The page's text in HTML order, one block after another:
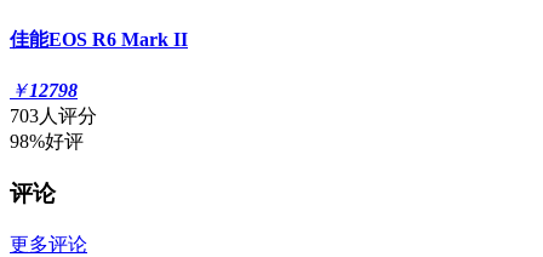
佳能EOS R6 Mark II
￥12798
703人评分
98%好评
评论
更多评论